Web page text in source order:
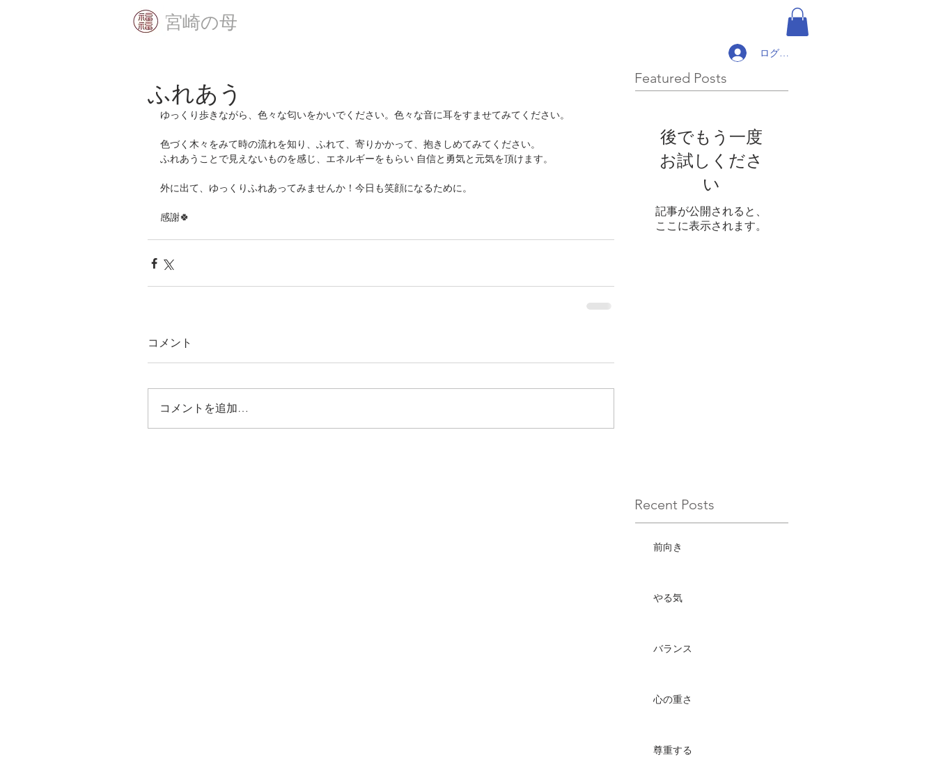
​宮崎の母
ログイン
ふれあう
ゆっくり歩きながら、色々な匂いをかいでください。色々な音に耳をすませてみてください。
色づく木々をみて時の流れを知り、ふれて、寄りかかって、抱きしめてみてください。
ふれあうことで見えないものを感じ、エネルギーをもらい 自信と勇気と元気を頂けます。
外に出て、ゆっくりふれあってみませんか！今日も笑顔になるために。
感謝🍀
コメント
コメントを追加…
Featured Posts
後でもう一度
お試しくださ
い
記事が公開されると、
ここに表示されます。
Recent Posts
前向き
やる気
バランス
心の重さ
尊重する